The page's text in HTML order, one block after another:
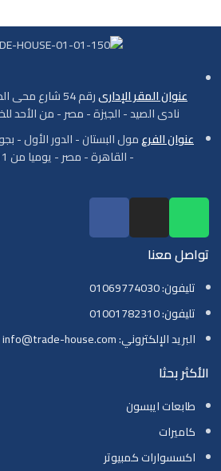
عنوان المقر الإدارى
رقم 54 شارع
نادى الصيد - الجيزة - مصر - من الأحد للخميس
عنوان الفرعمول البستان - الدور الأول -
- القاهرة - مصر - يوميا من 11ص حتى 10م
تواصل معنا
تليفون: 01069774030
تليفون: 01001782310
البريد الإلكتروني: info@trade-house.com
الأكثر بحثا
طابعات ايبسون
كاميرات
اكسسوارات كمبيوتر